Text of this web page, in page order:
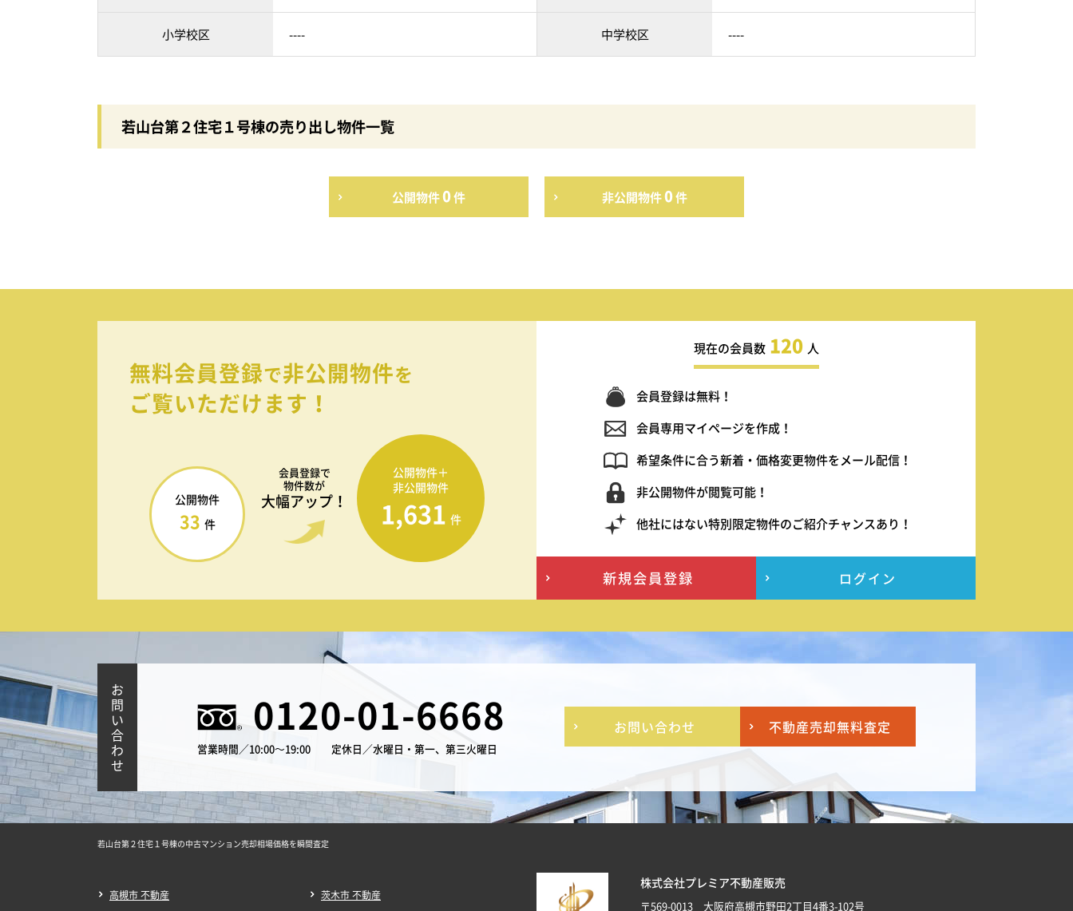
小学校区 ---- 中学校区 ----
若山台第２住宅１号棟の売り出し物件一覧
公開物件0件 非公開物件0件
無料会員登録で非公開物件を
ご覧いただけます！
会員登録で
物件数が
大幅アップ！
公開物件
33 件
公開物件＋
非公開物件
1,631 件
現在の会員数 120 人
会員登録は無料！
会員専用マイページを作成！
希望条件に合う新着・価格変更物件をメール配信！
非公開物件が閲覧可能！
他社にはない特別限定物件のご紹介チャンスあり！
新規会員登録 ログイン
お
問
い
合
わ
せ
0120-01-6668
営業時間／10:00～19:00 定休日／水曜日・第一、第三火曜日
お問い合わせ 不動産売却無料査定
若山台第２住宅１号棟の中古マンション売却相場価格を瞬間査定
高槻市 不動産 茨木市 不動産
株式会社プレミア不動産販売
〒569-0013 大阪府高槻市野田2丁目4番3-102号